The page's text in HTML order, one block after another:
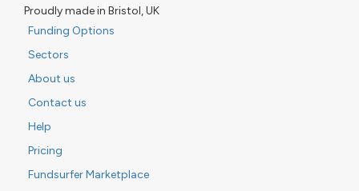
Proudly made in Bristol, UK
Funding Options
Sectors
About us
Contact us
Help
Pricing
Fundsurfer Marketplace